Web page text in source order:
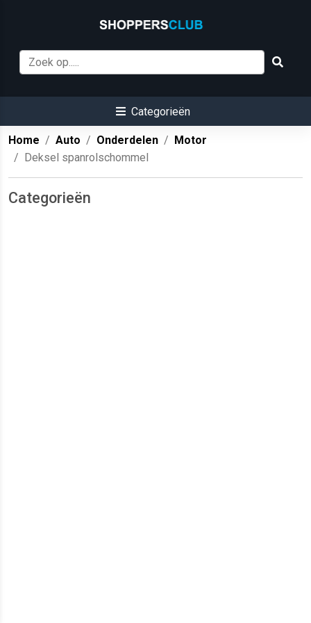
Categorieën
Home Auto Onderdelen
Motor
Deksel spanrolschommel
Categorieën